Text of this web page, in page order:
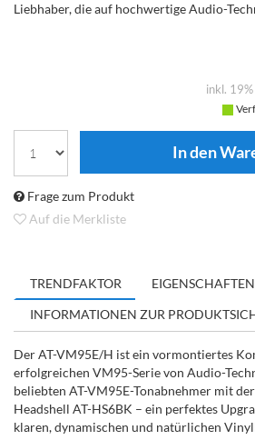
Liebhaber, die auf hochwertige Audio-
inkl.
Frage zum Produkt
Auf die Merkliste
TRENDFAKTOR
EIGENSCHAFTEN
INFORMATIONEN ZUR
Der AT-VM95E/H ist ein vormontiertes
erfolgreichen VM95-Serie von Audio-
beliebten AT-VM95E-Tonabnehmer mit
Headshell AT-HS6BK – ein perfektes
klaren, dynamischen und natürlichen